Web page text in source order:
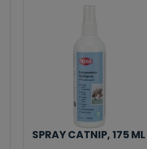
SPRAY CATNIP, 175 ML